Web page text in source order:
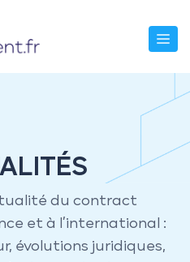
du contract
et à l’international :
évolutions juridiques,